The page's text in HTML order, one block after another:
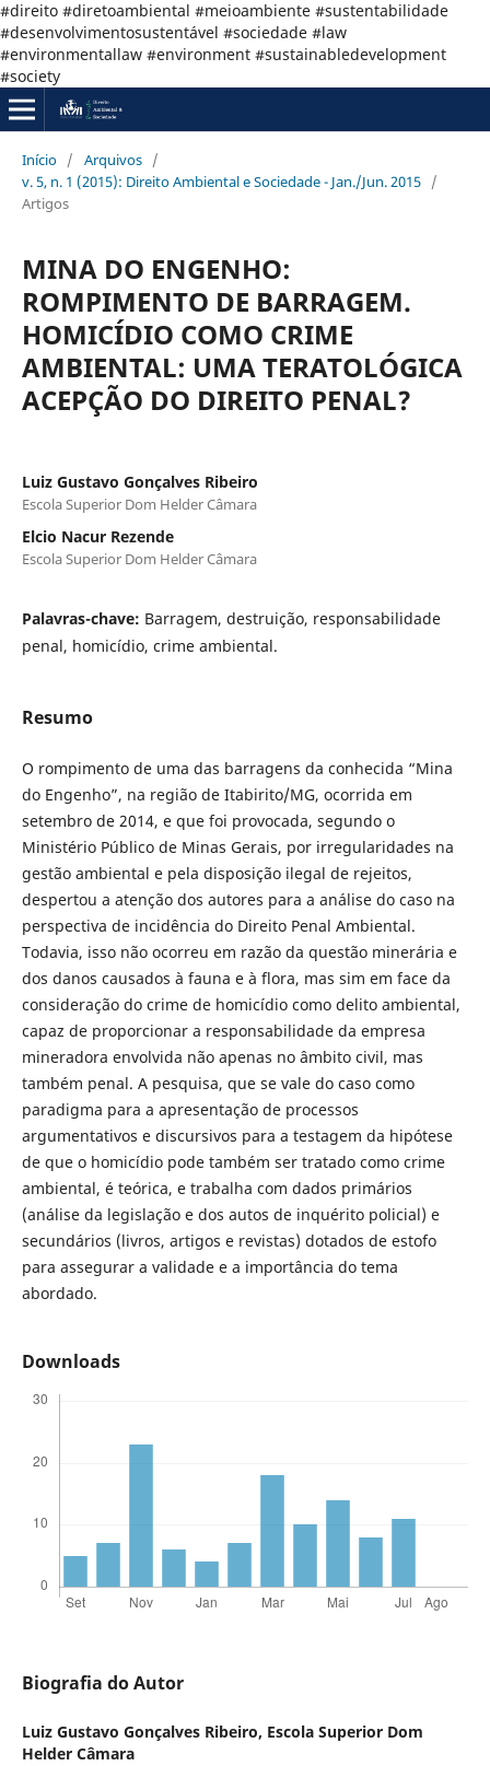
#direito #diretoambiental #meioambiente #sustentabilidade
#desenvolvimentosustentável #sociedade #law
#environmentallaw #environment #sustainabledevelopment
#society
Início / Arquivos /
v. 5, n. 1 (2015): Direito Ambiental e Sociedade - Jan./Jun. 2015 /
Artigos
MINA DO ENGENHO:
ROMPIMENTO DE BARRAGEM.
HOMICÍDIO COMO CRIME
AMBIENTAL: UMA TERATOLÓGICA
ACEPÇÃO DO DIREITO PENAL?
Luiz Gustavo Gonçalves Ribeiro
Escola Superior Dom Helder Câmara
Elcio Nacur Rezende
Escola Superior Dom Helder Câmara
Palavras-chave: Barragem, destruição, responsabilidade
penal, homicídio, crime ambiental.
Resumo
O rompimento de uma das barragens da conhecida “Mina
do Engenho”, na região de Itabirito/MG, ocorrida em
setembro de 2014, e que foi provocada, segundo o
Ministério Público de Minas Gerais, por irregularidades na
gestão ambiental e pela disposição ilegal de rejeitos,
despertou a atenção dos autores para a análise do caso na
perspectiva de incidência do Direito Penal Ambiental.
Todavia, isso não ocorreu em razão da questão minerária e
dos danos causados à fauna e à flora, mas sim em face da
consideração do crime de homicídio como delito ambiental,
capaz de proporcionar a responsabilidade da empresa
mineradora envolvida não apenas no âmbito civil, mas
também penal. A pesquisa, que se vale do caso como
paradigma para a apresentação de processos
argumentativos e discursivos para a testagem da hipótese
de que o homicídio pode também ser tratado como crime
ambiental, é teórica, e trabalha com dados primários
(análise da legislação e dos autos de inquérito policial) e
secundários (livros, artigos e revistas) dotados de estofo
para assegurar a validade e a importância do tema
abordado.
Downloads
Biografia do Autor
Luiz Gustavo Gonçalves Ribeiro, Escola Superior Dom
Helder Câmara